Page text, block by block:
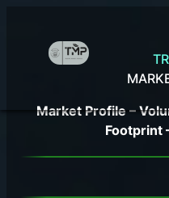
contenu
Market Profile –
Footprint